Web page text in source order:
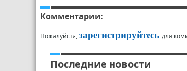
Комментарии:
Пожалуйста,зарегистрируйтесь для
Последние новости